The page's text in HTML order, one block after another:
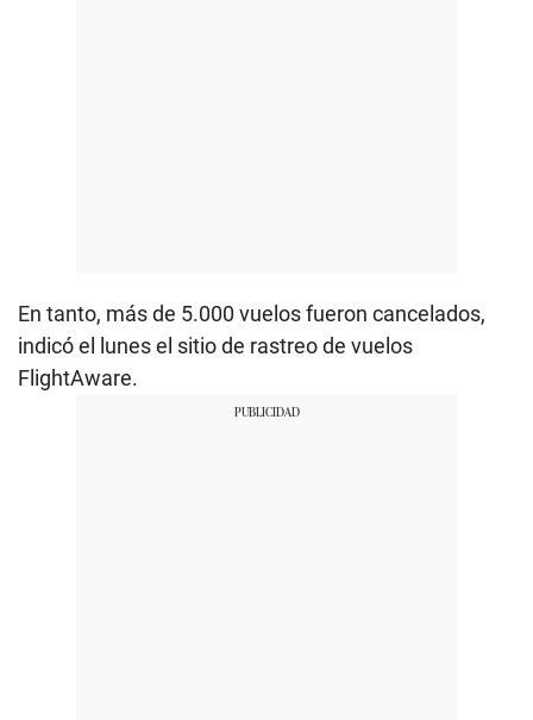
En tanto, más de 5.000 vuelos fueron cancelados,
indicó el lunes el sitio de rastreo de vuelos
FlightAware.